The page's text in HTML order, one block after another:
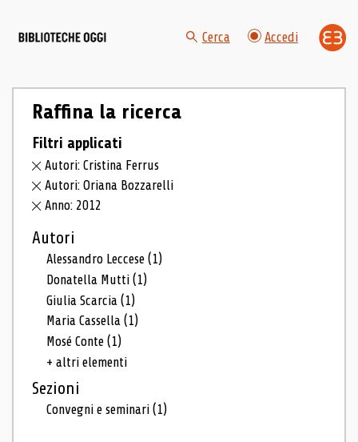
Cerca Accedi
Raffina la ricerca
Filtri applicati
Autori: Cristina Ferrus
Autori: Oriana Bozzarelli
Anno: 2012
Autori
Alessandro Leccese(1)
Donatella Mutti(1)
Giulia Scarcia(1)
Maria Cassella(1)
Mosé Conte(1)
+ altri elementi
Sezioni
Convegni e seminari(1)